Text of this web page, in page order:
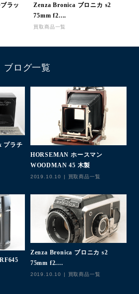
ラッ
Zenza Bronica ブロニカ s2
75mm f2....
買取商品一覧
ブログ一覧
プラチ
HORSEMAN ホースマン
WOODMAN 45 木製
2019.10.10 買取商品一覧
Zenza Bronica ブロニカ s2
75mm f2....
2019.10.10 買取商品一覧